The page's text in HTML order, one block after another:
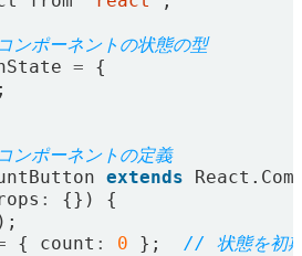
=
{
;
extends React .
: {})
{
);
{ count : 0
};